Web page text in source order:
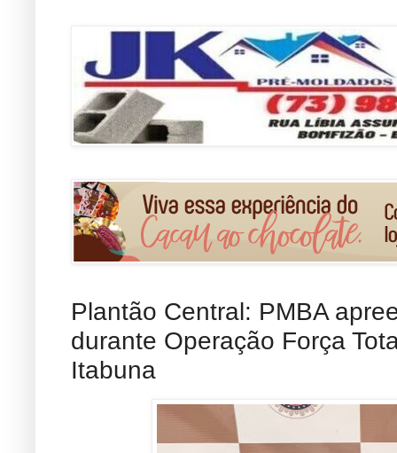
Plantão Central: PMBA
durante Operação Força
Itabuna